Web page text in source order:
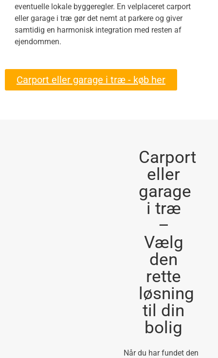
eventuelle lokale byggeregler. En velplaceret carport
eller garage i træ gør det nemt at parkere og giver
samtidig en harmonisk integration med resten af
ejendommen.
Carport eller garage i træ - køb her
Carport
eller
garage
i træ
–
Vælg
den
rette
løsning
til din
bolig
Når du har fundet den